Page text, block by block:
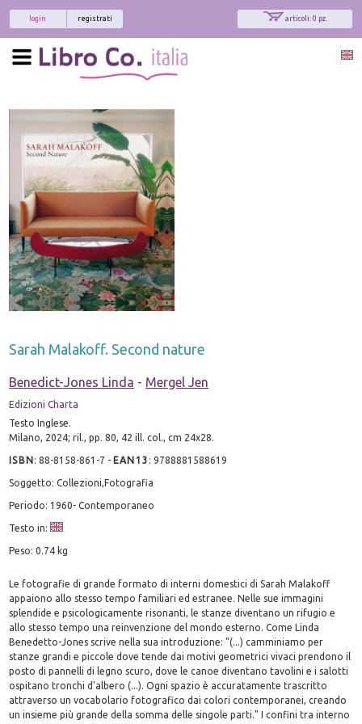
articoli: 0 pz.
registrati
login
Sarah Malakoff. Second nature
Benedict-Jones Linda - Mergel Jen
Edizioni Charta
Testo Inglese.
Milano, 2024; ril., pp. 80, 42 ill. col., cm 24x28.
ISBN:88-8158-861-7 - EAN13 :9788881588619
Soggetto: Collezioni,Fotografia
Periodo: 1960- Contemporaneo
Testo in:
Peso: 0.74 kg
Le fotografie di grande formato di interni domestici di Sarah Malakoff
appaiono allo stesso tempo familiari ed estranee. Nelle sue immagini
splendide e psicologicamente risonanti, le stanze diventano un rifugio e
allo stesso tempo una reinvenzione del mondo esterno. Come Linda
Benedetto-Jones scrive nella sua introduzione: "(...) camminiamo per
stanze grandi e piccole dove tende dai motivi geometrici vivaci prendono il
posto di pannelli di legno scuro, dove le canoe diventano tavolini e i salotti
ospitano tronchi d'albero (...). Ogni spazio è accuratamente trascritto
attraverso un vocabolario fotografico dai colori contemporanei, creando
un insieme più grande della somma delle singole parti." I confini tra interno